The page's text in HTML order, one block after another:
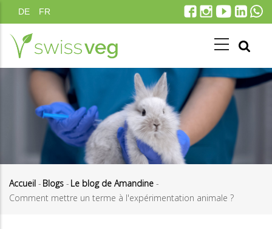
au
contenu
principal
DE FR
Fil
Accueil - Blogs - Le blog de Amandine -
Comment mettre un terme à l'expérimentation animale ?